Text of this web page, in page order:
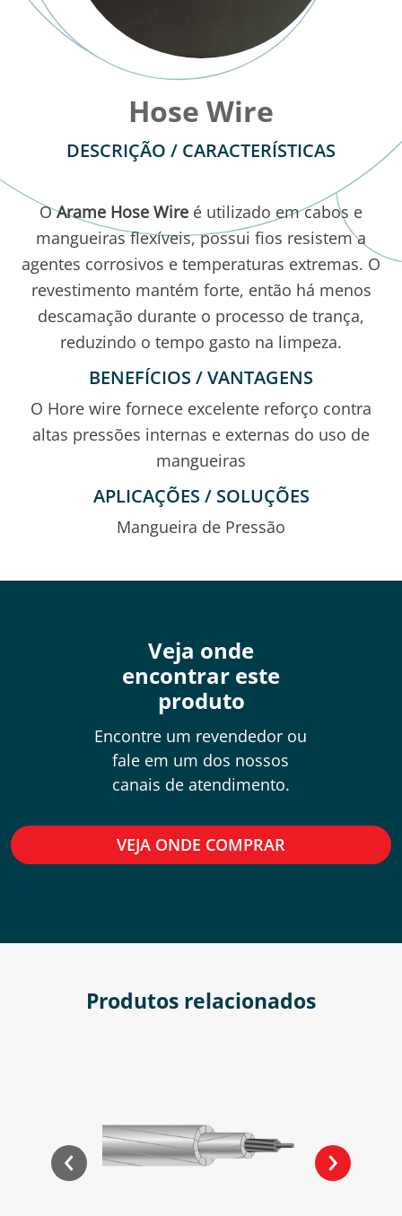
Hose Wire
DESCRIÇÃO / CARACTERÍSTICAS
OArame Hose Wire é utilizado em cabos e
mangueiras flexíveis, possui fios resistem a
agentes corrosivos e temperaturas extremas. O
revestimento mantém forte, então há menos
descamação durante o processo de trança,
reduzindo o tempo gasto na limpeza.
BENEFÍCIOS / VANTAGENS
O Hore wire fornece excelente reforço contra
altas pressões internas e externas do uso de
mangueiras
APLICAÇÕES / SOLUÇÕES
Mangueira de Pressão
Veja onde
encontrar este
produto
Encontre um revendedor ou
fale em um dos nossos
canais de atendimento.
VEJA ONDE COMPRAR
Produtos relacionados